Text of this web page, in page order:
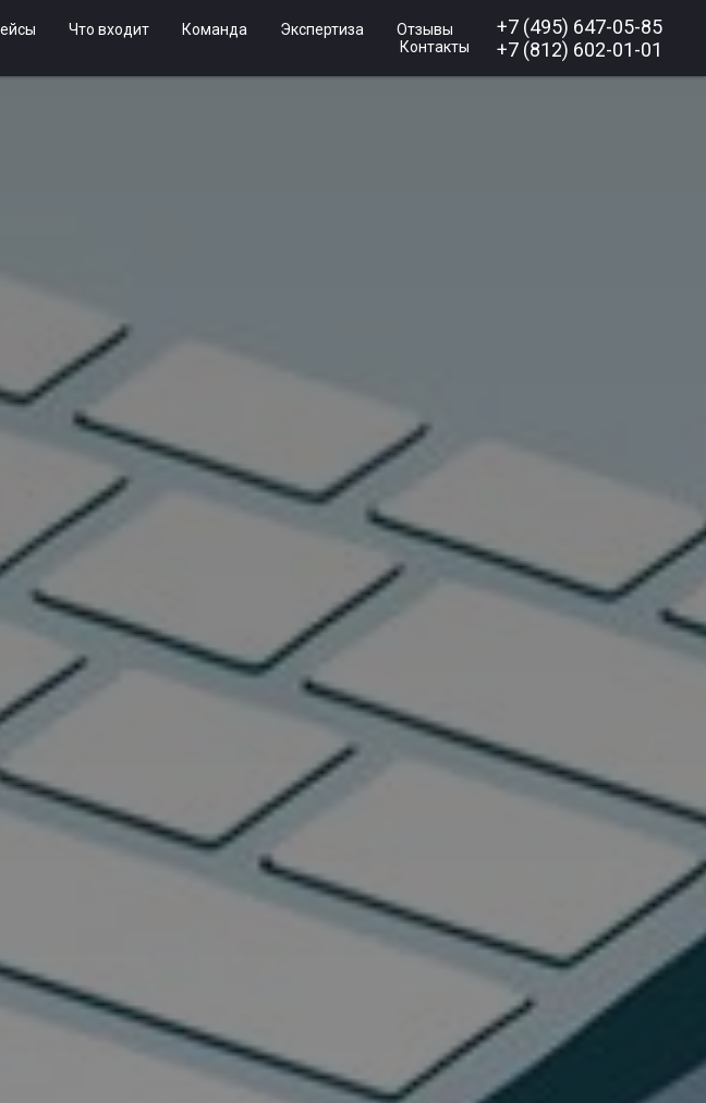
Что входит Команда Экспертиза
Отзывы
Контакты
+7 (495) 647-05-85
+7 (812) 602-01-01